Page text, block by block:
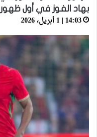
بهاد الفوز في أول
14:03 | 1 أبريل، 2026